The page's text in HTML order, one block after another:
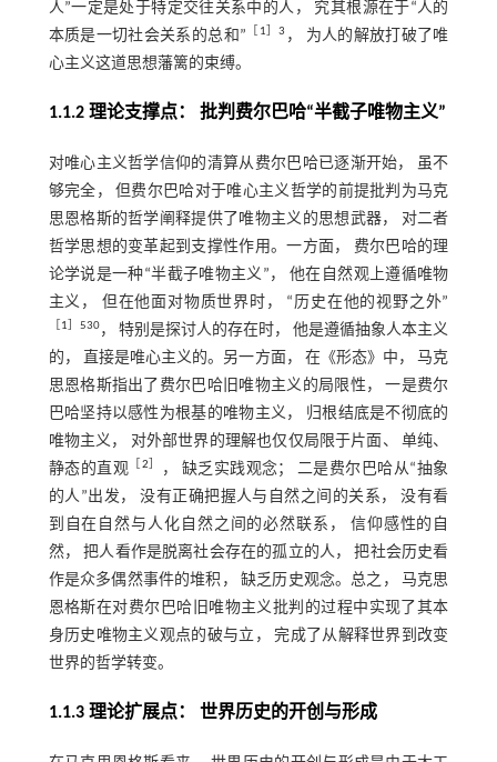
人”一定是处于特定交往关系中的人， 究其根源在于“人的
本质是一切社会关系的总和”
1 ］3 ， 为人的解放打破了唯
心主义这道思想藩篱的束缚。
1.1.2 理论支撑点： 批判费尔巴哈“半截子唯物主义”
对唯心主义哲学信仰的清算从费尔巴哈已逐渐开始， 虽不
够完全， 但费尔巴哈对于唯心主义哲学的前提批判为马克
思恩格斯的哲学阐释提供了唯物主义的思想武器， 对二者
哲学思想的变革起到支撑性作用。一方面， 费尔巴哈的理
论学说是一种“半截子唯物主义”， 他在自然观上遵循唯物
主义， 但在他面对物质世界时， “历史在他的视野之外”
1 ］530， 特别是探讨人的存在时， 他是遵循抽象人本主义
的， 直接是唯心主义的。另一方面， 在《形态》中， 马克
思恩格斯指出了费尔巴哈旧唯物主义的局限性， 一是费尔
巴哈坚持以感性为根基的唯物主义， 归根结底是不彻底的
唯物主义， 对外部世界的理解也仅仅局限于片面、 单纯、
静态的直观
2
， 缺乏实践观念； 二是费尔巴哈从“抽象
的人”出发， 没有正确把握人与自然之间的关系， 没有看
到自在自然与人化自然之间的必然联系， 信仰感性的自
然， 把人看作是脱离社会存在的孤立的人， 把社会历史看
作是众多偶然事件的堆积， 缺乏历史观念。总之， 马克思
恩格斯在对费尔巴哈旧唯物主义批判的过程中实现了其本
身历史唯物主义观点的破与立， 完成了从解释世界到改变
世界的哲学转变。
1.1.3 理论扩展点： 世界历史的开创与形成